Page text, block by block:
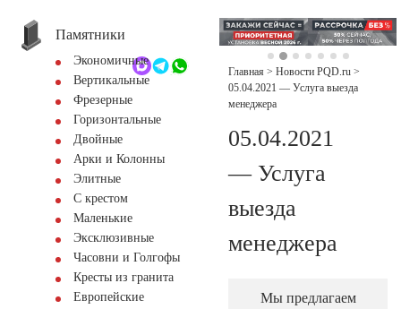
+7 (495) 518-44-23
Обратный звонок
Памятники
Экономичные
Вертикальные
Фрезерные
Горизонтальные
Двойные
Арки и Колонны
Элитные
С крестом
Маленькие
Эксклюзивные
Часовни и Голгофы
Кресты из гранита
Европейские
Главная > Новости PQD.ru >
05.04.2021 — Услуга выезда
менеджера
05.04.2021
— Услуга
выезда
менеджера
Мы предлагаем